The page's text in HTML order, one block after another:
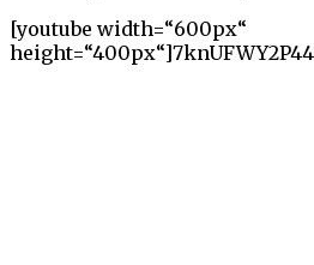
[youtube width=“600px“